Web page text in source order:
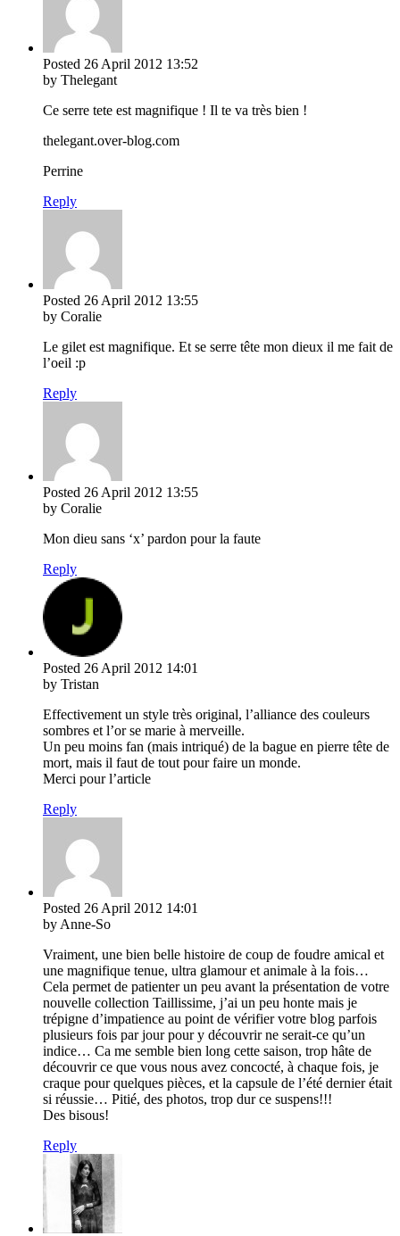
Posted 26 April 2012 13:52
by Thelegant
Ce serre tete est magnifique ! Il te va très bien !
thelegant.over-blog.com
Perrine
Reply
Posted 26 April 2012 13:55
by Coralie
Le gilet est magnifique. Et se serre tête mon dieux il me fait de
l’oeil :p
Reply
Posted 26 April 2012 13:55
by Coralie
Mon dieu sans ‘x’ pardon pour la faute
Reply
Posted 26 April 2012 14:01
by Tristan
Effectivement un style très original, l’alliance des couleurs
sombres et l’or se marie à merveille.
Un peu moins fan (mais intriqué) de la bague en pierre tête de
mort, mais il faut de tout pour faire un monde.
Merci pour l’article
Reply
Posted 26 April 2012 14:01
by Anne-So
Vraiment, une bien belle histoire de coup de foudre amical et
une magnifique tenue, ultra glamour et animale à la fois…
Cela permet de patienter un peu avant la présentation de votre
nouvelle collection Taillissime, j’ai un peu honte mais je
trépigne d’impatience au point de vérifier votre blog parfois
plusieurs fois par jour pour y découvrir ne serait-ce qu’un
indice… Ca me semble bien long cette saison, trop hâte de
découvrir ce que vous nous avez concocté, à chaque fois, je
craque pour quelques pièces, et la capsule de l’été dernier était
si réussie… Pitié, des photos, trop dur ce suspens!!!
Des bisous!
Reply